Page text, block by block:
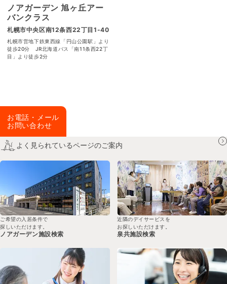
ノアガーデン 旭ヶ丘アー
バンクラス
札幌市中央区南12条西22丁目1-40
札幌市営地下鉄東西線「円山公園駅」より
徒歩20分 JR北海道バス「南11条西22丁
目」より徒歩2分​
お電話・メール
お問い合わせ
よく見られているページのご案内
ご希望の入居条件で
探しいただけます。
ノアガーデン施設検索
近隣のデイサービスを
お探しいただけます。
泉共施設検索